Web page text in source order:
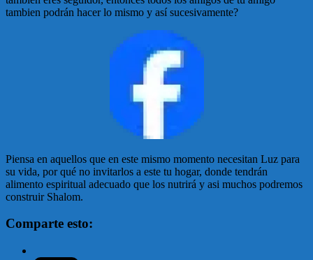
tambien podrán hacer lo mismo y así sucesivamente?
Piensa en aquellos que en este mismo momento necesitan Luz para
su vida, por qué no invitarlos a este tu hogar, donde tendrán
alimento espiritual adecuado que los nutrirá y asi muchos podremos
construir Shalom.
Comparte esto: